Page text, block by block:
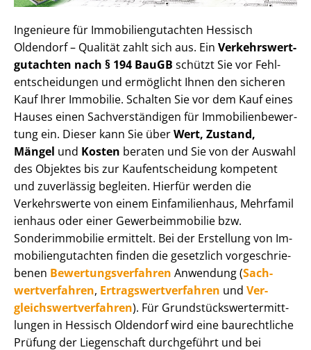
Ingenieure für Im­mo­bi­li­en­gut­ach­ten Hessisch
Oldendorf – Qualität zahlt sich aus. Ein Ver­kehrs­wert­
gut­ach­ten nach § 194 BauGB schützt Sie vor Fehl­
ent­schei­dun­gen und ermöglicht Ihnen den sicheren
Kauf Ihrer Immobilie. Schalten Sie vor dem Kauf eines
Hauses einen Sach­ver­stän­di­gen für Im­mo­bi­li­en­be­wer­
tung ein. Dieser kann Sie überWert, Zustand,
Mängel und Kosten beraten und Sie von der Auswahl
des Objektes bis zur Kauf­ent­schei­dung kompetent
und zuverlässig begleiten. Hierfür werden die
Verkehrswerte von einem Einfamilienhaus, Mehr­fa­mi­l
i­en­haus oder einer Ge­wer­be­im­mo­bi­lie bzw.
Sonderimmobilie ermittelt. Bei der Erstellung von Im­
mo­bi­li­en­gut­ach­ten finden die gesetzlich vor­ge­schrie­
be­nen Be­wer­tungs­ver­fah­ren Anwendung (Sach­
wert­ver­fah­ren, Er­trags­wert­ver­fah­ren und Ver­
gleichs­wert­ver­fah­ren). Für Grund­stücks­wert­ermitt­
lun­gen in Hessisch Oldendorf wird eine baurechtliche
Prüfung der Liegenschaft durchgeführt und bei